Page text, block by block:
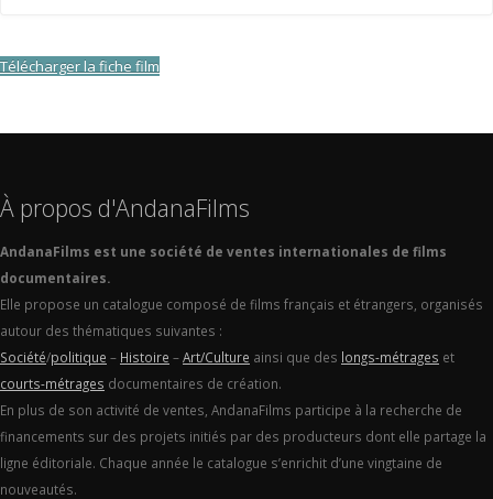
Télécharger la fiche film
À propos d'AndanaFilms
AndanaFilms est une société de ventes internationales de films
documentaires.
Elle propose un catalogue composé de films français et étrangers, organisés
autour des thématiques suivantes :
Société/politique – Histoire –Art/Culture ainsi que des longs-métrages et
courts-métrages documentaires de création.
En plus de son activité de ventes, AndanaFilms participe à la recherche de
financements sur des projets initiés par des producteurs dont elle partage la
ligne éditoriale. Chaque année le catalogue s’enrichit d’une vingtaine de
nouveautés.